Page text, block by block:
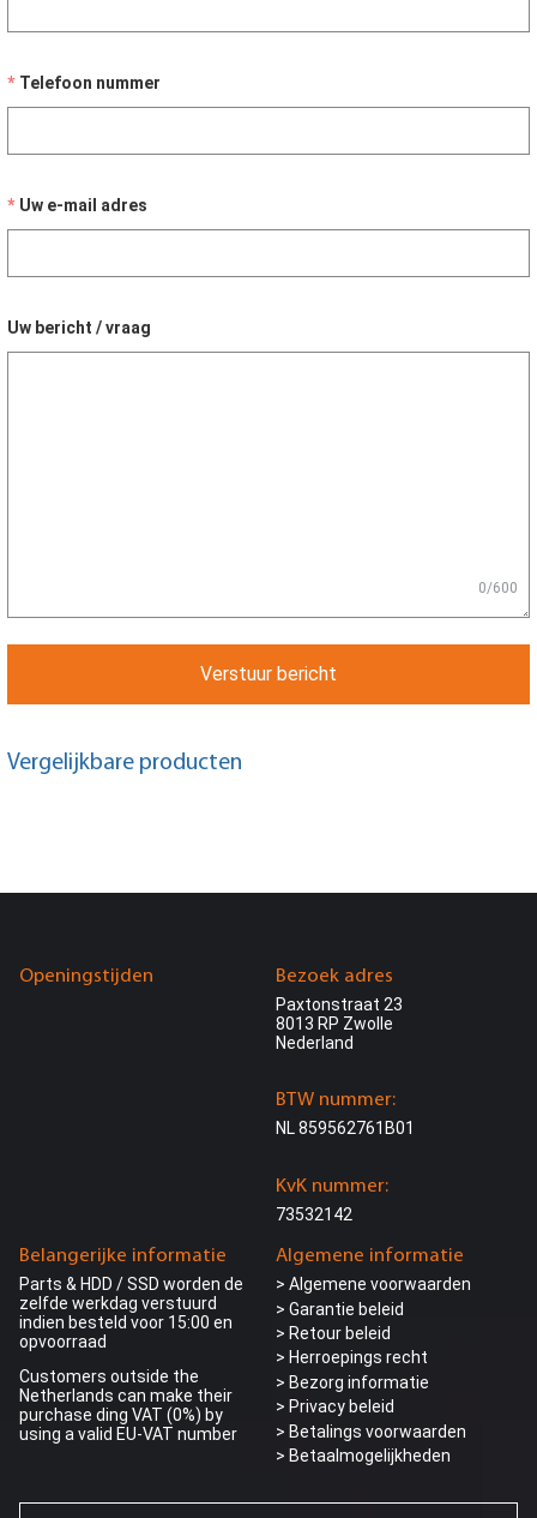
Telefoon nummer
Uw e-mail adres
Uw bericht / vraag
0/600
Verstuur bericht
Vergelijkbare producten
Openingstijden
Belangerijke informatie
Parts & HDD / SSD worden de
zelfde werkdag verstuurd
indien besteld voor 15:00 en
opvoorraad
Customers outside the
Netherlands can make their
purchase ding VAT (0%) by
using a valid EU-VAT number
Algemene informatie
> Algemene voorwaarden
> Garantie beleid
> Retour beleid
> Herroepings recht
> Bezorg informatie
> Privacy beleid
> Betalings voorwaarden
> Betaalmogelijkheden
Bezoek adres
Paxtonstraat 23
8013 RP Zwolle
Nederland
BTW nummer:
NL 859562761B01
KvK nummer:
73532142